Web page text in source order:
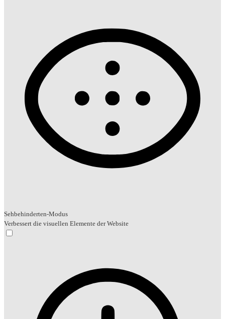
Sehbehinderten-Modus
Verbessert die visuellen Elemente der Website